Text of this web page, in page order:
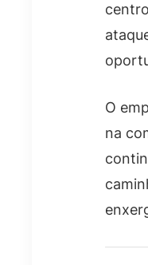
O
na